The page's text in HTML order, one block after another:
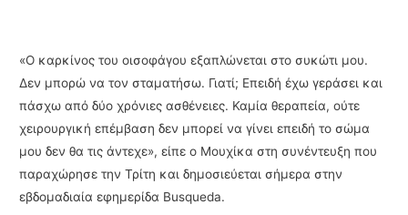
«Ο καρκίνος του οισοφάγου εξαπλώνεται στο συκώτι μου.
Δεν μπορώ να τον σταματήσω. Γιατί; Επειδή έχω γεράσει και
πάσχω από δύο χρόνιες ασθένειες. Καμία θεραπεία, ούτε
χειρουργική επέμβαση δεν μπορεί να γίνει επειδή το σώμα
μου δεν θα τις άντεχε», είπε ο Μουχίκα στη συνέντευξη που
παραχώρησε την Τρίτη και δημοσιεύεται σήμερα στην
εβδομαδιαία εφημερίδα Busqueda.